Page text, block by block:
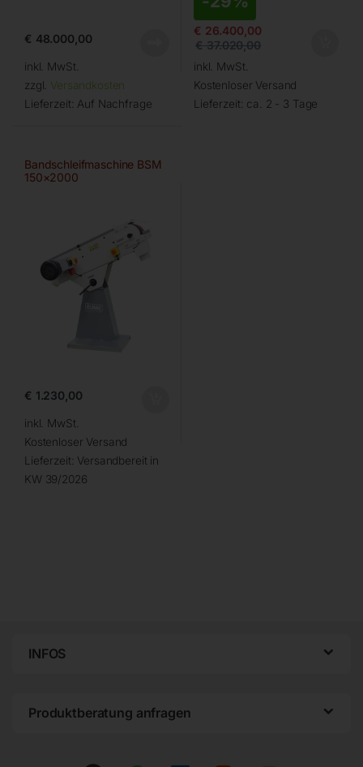
€ 48.000,00
inkl. MwSt.
zzgl. Versandkosten
Lieferzeit: Auf Nachfrage
€ 26.400,00
€37.020,00
inkl. MwSt.
Kostenloser Versand
Lieferzeit: ca. 2 - 3 Tage
Bandschleifmaschine BSM
150×2000
€ 1.230,00
inkl. MwSt.
Kostenloser Versand
Lieferzeit: Versandbereit in
KW 39/2026
INFOS
Produktberatung anfragen